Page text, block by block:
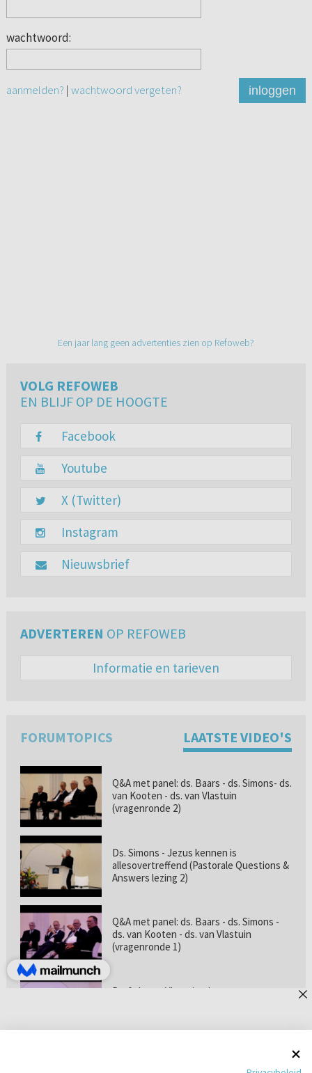
wachtwoord:
aanmelden? | wachtwoord vergeten? inloggen
Een jaar lang geen advertenties zien op Refoweb?
VOLG REFOWEB
EN BLIJF OP DE HOOGTE
Facebook
Youtube
X (Twitter)
Instagram
Nieuwsbrief
ADVERTEREN OP REFOWEB
Informatie en tarieven
FORUMTOPICS LAATSTE VIDEO'S
Q&A met panel: ds. Baars - ds. Simons- ds.
van Kooten - ds. van Vlastuin
(vragenronde 2)
Ds. Simons - Jezus kennen is
allesovertreffend (Pastorale Questions &
Answers lezing 2)
Q&A met panel: ds. Baars - ds. Simons -
ds. van Kooten - ds. van Vlastuin
(vragenronde 1)
Prof. dr. van Vlastuin - Is